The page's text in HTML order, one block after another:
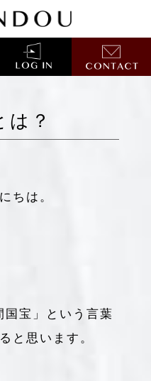
は？
ちは。
国宝」という言葉
と思います。